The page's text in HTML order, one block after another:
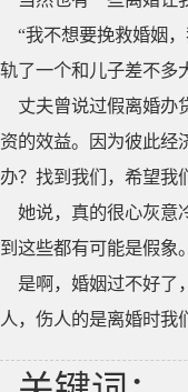
“我不想要挽救婚姻
轨了一个和儿子差不多
丈夫曾说过假离婚办
资的效益。因为彼此经
办？找到我们，希望我
她说，真的很心灰意
到这些都有可能是假象
是啊，婚姻过不好了
人，伤人的是离婚时我